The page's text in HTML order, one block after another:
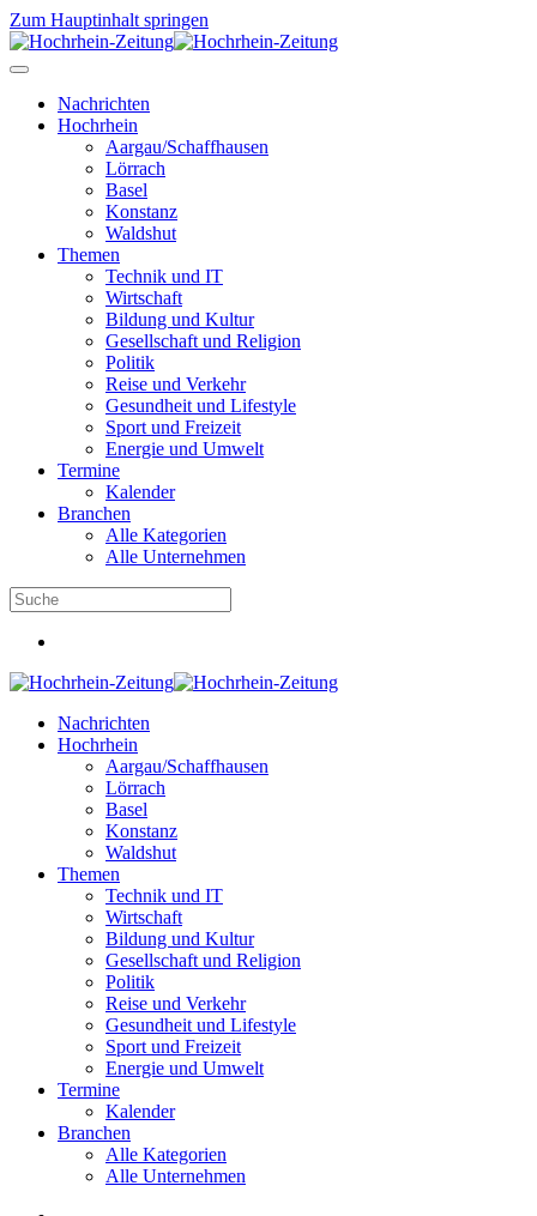
Zum Hauptinhalt springen
Nachrichten
Hochrhein
Aargau/Schaffhausen
Lörrach
Basel
Konstanz
Waldshut
Themen
Technik und IT
Wirtschaft
Bildung und Kultur
Gesellschaft und Religion
Politik
Reise und Verkehr
Gesundheit und Lifestyle
Sport und Freizeit
Energie und Umwelt
Termine
Kalender
Branchen
Alle Kategorien
Alle Unternehmen
Nachrichten
Hochrhein
Aargau/Schaffhausen
Lörrach
Basel
Konstanz
Waldshut
Themen
Technik und IT
Wirtschaft
Bildung und Kultur
Gesellschaft und Religion
Politik
Reise und Verkehr
Gesundheit und Lifestyle
Sport und Freizeit
Energie und Umwelt
Termine
Kalender
Branchen
Alle Kategorien
Alle Unternehmen